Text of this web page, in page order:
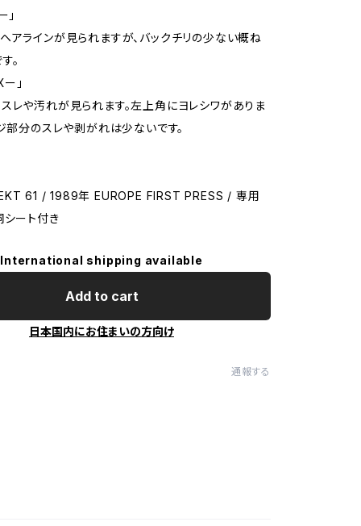
」
アラインが見られますが、バックチリの少ない概ね
。
」
レや汚れが見られます。左上角にヨレシワがありま
部分のスレや剥がれは少ないです。
61 / 1989年 EUROPE FIRST PRESS / 専用
シート付き
International shipping available
Add to cart
日本国内にお住まいの方向け
通報する